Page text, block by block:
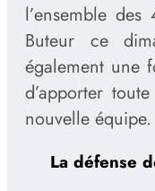
l’ensemble
Buteur ce
également une
d’apporter
nouvelle équipe.
La défense